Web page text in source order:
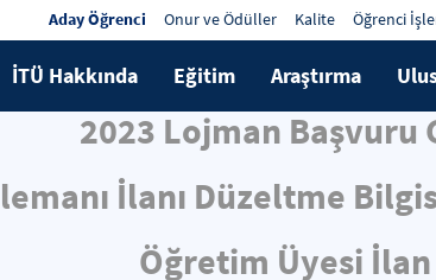
Aday Öğrenci Onur ve Ödüller Kalite Öğrenci
İTÜ Hakkında Eğitim Araştırma
2023 Lojman Başvuru
İlanı Düzeltme
Öğretim Üyesi